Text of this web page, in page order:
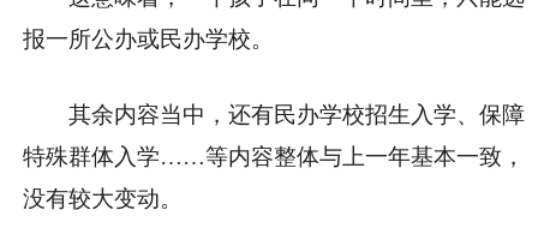
报一所公办或民办学校。
其余内容当中，还有民办学校招生入学、保障
特殊群体入学……等内容整体与上一年基本一致，
没有较大变动。